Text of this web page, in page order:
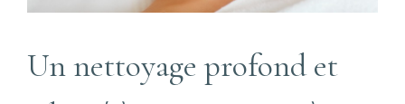
Un nettoyage profond et